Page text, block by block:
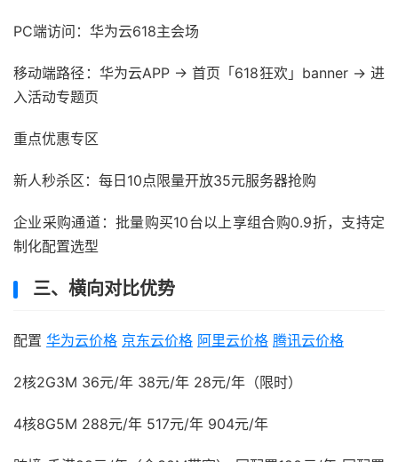
PC端访问：华为云618主会场
移动端路径：华为云APP → 首页「618狂欢」banner → 进
入活动专题页
重点优惠专区‌
新人秒杀区‌：每日10点限量开放35元服务器抢购
企业采购通道‌：批量购买10台以上享组合购0.9折，支持定
制化配置选型
三、横向对比优势
配置 华为云价格 京东云价格 阿里云价格 腾讯云价格
2核2G3M ‌36元/年‌ 38元/年 28元/年（限时）
4核8G5M ‌288元/年‌ 517元/年 904元/年